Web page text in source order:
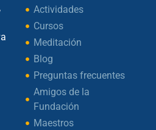
Actividades
Cursos
Meditación
Blog
Preguntas frecuentes
Amigos de la
Fundación
Maestros